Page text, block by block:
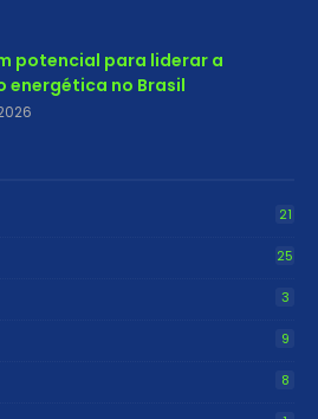
potencial para liderar a
energética no Brasil
21
25
3
9
8